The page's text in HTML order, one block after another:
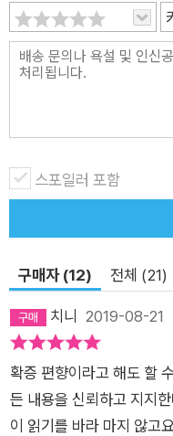
울하고 불안한 기분이 사
때의 고통스러운 기억을
융합하여 창의성을 꽃피
까? 다섯 시간? 여섯 시간
떠올려 보자. 매일 아침 자
은 정신을 유지하기 위해
보이는 이러한 모습은 사
는 수면 부족을 선진국 전
어든 나라들이며, 잠이 부
환에 시달리는 환자의 수
어떻게든 잠에서 깨어 하
다는 느낌으로부터 벗어나기 힘들다. 잠이 다
스포일러 포함
구매자 (12) 전체 (21)
치니 2019-08-21
확증 편향이라고 해도 할
든 내용을 신뢰하고 지지
이 읽기를 바라 마지 않고